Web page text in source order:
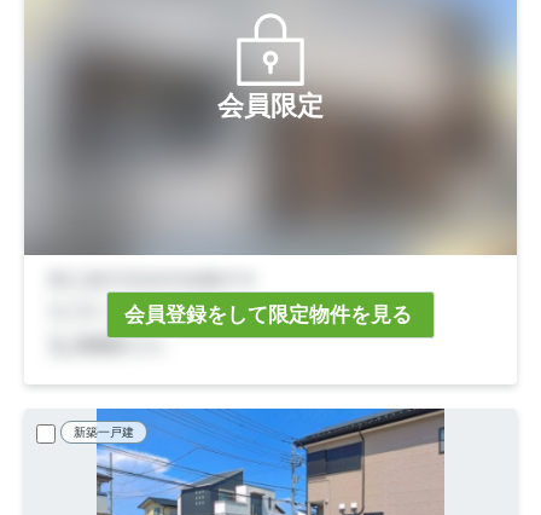
会員限定
会員登録をして限定物件を見る
新築一戸建